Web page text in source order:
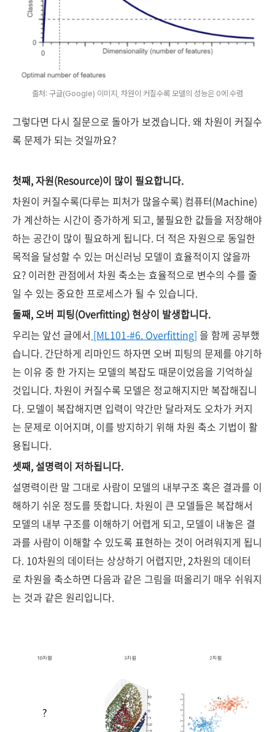
출처: 구글(Google) 이미지, 차원이 커질수록 모델의 성능은 0에 수렴
그렇다면 다시 질문으로 돌아가 보겠습니다. 왜 차원이 커질수
록 문제가 되는 것일까요?
첫째, 자원(Resource)이 많이 필요합니다.
차원이 커질수록(다루는 피처가 많을수록) 컴퓨터(Machine)
가 계산하는 시간이 증가하게 되고, 불필요한 값들을 저장해야
하는 공간이 많이 필요하게 됩니다. 더 적은 자원으로 동일한
목적을 달성할 수 있는 머신러닝 모델이 효율적이지 않을까
요? 이러한 관점에서 차원 축소는 효율적으로 변수의 수를 줄
일 수 있는 중요한 프로세스가 될 수 있습니다.
둘째, 오버 피팅(Overfitting) 현상이 발생합니다.
우리는 앞선 글에서 [ML101-#6. Overfitting] 을 함께 공부했
습니다. 간단하게 리마인드 하자면 오버 피팅의 문제를 야기하
는 이유 중 한 가지는 모델의 복잡도 때문이었음을 기억하실
것입니다. 차원이 커질수록 모델은 정교해지지만 복잡해집니
다. 모델이 복잡해지면 입력이 약간만 달라져도 오차가 커지
는 문제로 이어지며, 이를 방지하기 위해 차원 축소 기법이 활
용됩니다.
셋째, 설명력이 저하됩니다.
설명력이란 말 그대로 사람이 모델의 내부구조 혹은 결과를 이
해하기 쉬운 정도를 뜻합니다. 차원이 큰 모델들은 복잡해서
모델의 내부 구조를 이해하기 어렵게 되고, 모델이 내놓은 결
과를 사람이 이해할 수 있도록 표현하는 것이 어려워지게 됩니
다. 10차원의 데이터는 상상하기 어렵지만, 2차원의 데이터
로 차원을 축소하면 다음과 같은 그림을 떠올리기 매우 쉬워지
는 것과 같은 원리입니다.